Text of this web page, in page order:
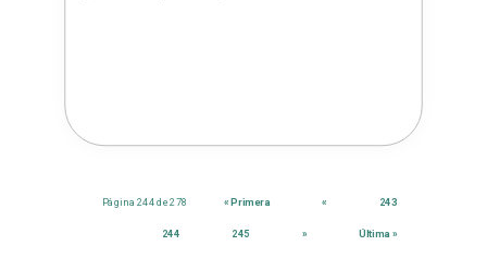
Página 244 de 278 « Primera « 243
244 245 » Última »